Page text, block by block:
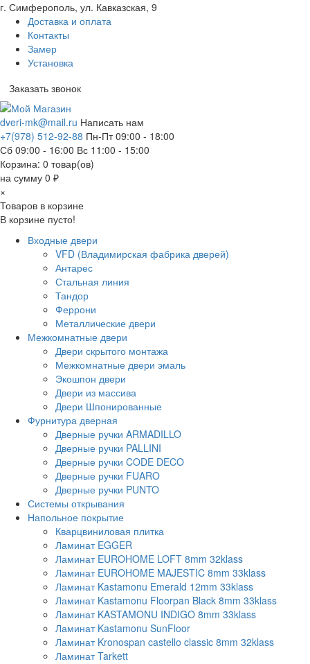
г. Симферополь, ул. Кавказская, 9
Доставка и оплата
Контакты
Замер
Установка
Заказать звонок
dveri-mk@mail.ru Написать нам
+7(978) 512-92-88 Пн-Пт 09:00 - 18:00
Сб 09:00 - 16:00 Вс 11:00 - 15:00
Корзина: 0 товар(ов)
на сумму 0 ₽
×
Товаров в корзине
В корзине пусто!
Входные двери
VFD (Владимирская фабрика дверей)
Антарес
Стальная линия
Тандор
Феррони
Металлические двери
Межкомнатные двери
Двери скрытого монтажа
Межкомнатные двери эмаль
Экошпон двери
Двери из массива
Двери Шпонированные
Фурнитура дверная
Дверные ручки ARMADILLO
Дверные ручки PALLINI
Дверные ручки CODE DECO
Дверные ручки FUARO
Дверные ручки PUNTO
Системы открывания
Напольное покрытие
Кварцвиниловая плитка
Ламинат EGGER
Ламинат EUROHOME LOFT 8mm 32klass
Ламинат EUROHOME MAJESTIC 8mm 33klass
Ламинат Kastamonu Emerald 12mm 33klass
Ламинат Kastamonu Floorpan Black 8mm 33klass
Ламинат KASTAMONU INDIGO 8mm 33klass
Ламинат Kastamonu SunFloor
Ламинат Kronospan castello classic 8mm 32klass
Ламинат Tarkett